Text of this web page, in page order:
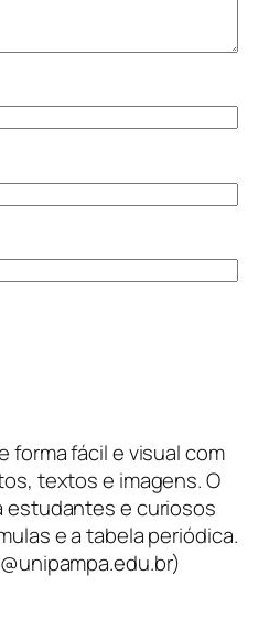
forma fácil e visual com
textos e imagens. O
estudantes e curiosos
e a tabela periódica.